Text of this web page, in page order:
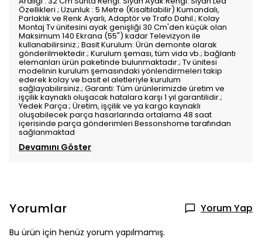
Özellikleri ; Uzunluk : 5 Metre (Kısaltılabilir) Kumandalı,
Parlaklık ve Renk Ayarlı, Adaptör ve Trafo Dahil.; Kolay
Montaj Tv ünitesini ayak genişliği 30 Cm'den küçük olan
Maksimum 140 Ekrana (55") kadar Televizyon ile
kullanabilirsiniz.; Basit Kurulum: Ürün demonte olarak
gönderilmektedir.; Kurulum şeması, tüm vida vb.; bağlantı
elemanları ürün paketinde bulunmaktadır.; Tv ünitesi
modelinin kurulum şemasındaki yönlendirmeleri takip
ederek kolay ve basit el aletleriyle kurulum
sağlayabilirsiniz.; Garanti: Tüm ürünlerimizde üretim ve
işçilik kaynaklı oluşacak hatalara karşı 1 yıl garantilidir.;
Yedek Parça ; Üretim, işçilik ve ya kargo kaynaklı
oluşabilecek parça hasarlarında ortalama 48 saat
içerisinde parça gönderimleri Bessonshome tarafından
sağlanmaktad
Devamını Göster
Yorumlar Yorum Yap
Bu ürün için henüz yorum yapılmamış.